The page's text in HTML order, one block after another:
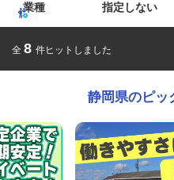
業種 指定しない
全 8 件ヒットしました
静岡県のピッ